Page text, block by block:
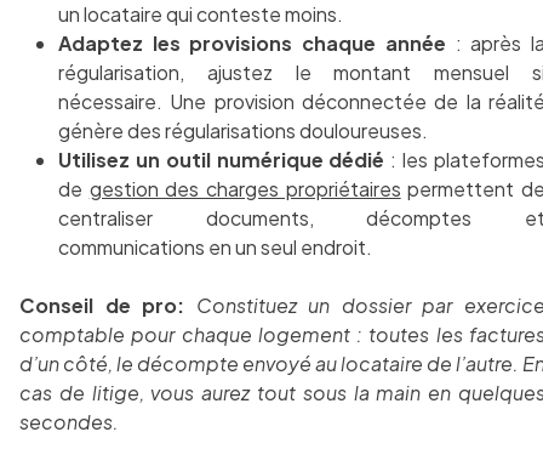
un locataire qui conteste moins.
Adaptez les provisions chaque année : après
régularisation, ajustez le montant mensuel
nécessaire. Une provision déconnectée de la
génère des régularisations douloureuses.
Utilisez un outil numérique dédié : les
de gestion des charges propriétaires permettent
centraliser documents, décomptes
communications en un seul endroit.
Conseil de pro: Constituez un dossier par
comptable pour chaque logement : toutes les
d’un côté, le décompte envoyé au locataire de l’autre.
cas de litige, vous aurez tout sous la main en
secondes.